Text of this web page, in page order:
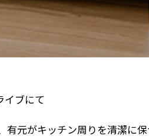
ブにて
元がキッチン周りを清潔に